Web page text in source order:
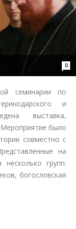
0
семинарии по
и
выставка,
было
совместно с
на
групп:
богословская